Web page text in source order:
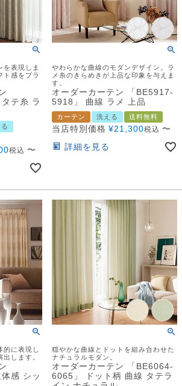
を表現しま
ト感をプラ
テ糸 ラ
税込 〜
やわらかな曲線のモダンデザイン。ラ
メ糸のきらめきが上品な印象を与えま
す。
オーダーカーテン 「BE5917-
5918」 曲線 ラメ 上品
カーテン 洗える 送料無料
当店特別価格 ¥21,300税込 〜
詳細を見る
的に表現し
します。
感 シッ
穏やかな曲線とドットを組み合わせた
ナチュラルモダン。
オーダーカーテン 「BE6064-
6065」 ドット柄 曲線 タテラ